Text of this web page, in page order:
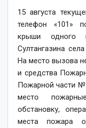
15 августа
телефон «101»
крыши
Султангазина
На место вызова
и средства
Пожарной части
место
обстановку,
места пожара